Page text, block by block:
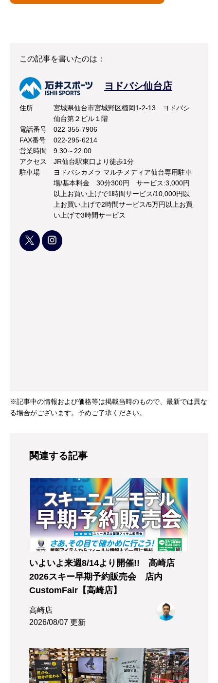
この記事を書いたのは：
ヨドバシ仙台店
住所
宮城県仙台市宮城野区榴岡1-2-13 ヨドバシ
仙台第２ビル１階
電話番号
022-355-7906
FAX番号
022-295-6214
営業時間
9:30～22:00
アクセス
JR仙台駅東口より徒歩1分
駐車場
ヨドバシカメラ マルチメディア仙台専用駐車
場/基本料金 30分300円 サービス:3,000円
以上お買い上げで1時間サービス/10,000円以
上お買い上げで2時間サービス/5万円以上お買
い上げで3時間サービス
※記事中の情報および価格等は掲載当時のもので、最新では異な
る場合がございます。予めご了承ください。
関連する記事
いよいよ来週8/14より開催!! 高崎店
2026スキー早期予約販売会 店内
CustomFair【高崎店】
高崎店
2026/08/07 更新